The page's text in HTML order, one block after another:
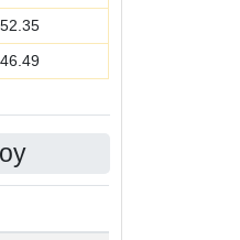
52.35
46.49